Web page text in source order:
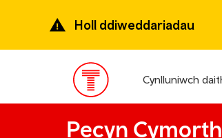
prif
Holl ddiweddariadau
Prif
ddewislen
Cynlluniwch
Pecyn